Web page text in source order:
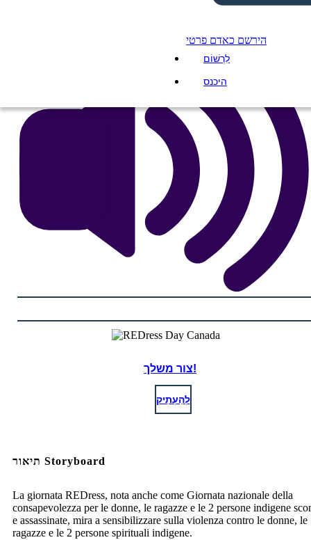
הירשם כאדם פרטי
לִרְשׁוֹם
היכנס
צור משלך!
לְהַעְתִיק
תיאור Storyboard
La giornata REDress, nota anche come Giornata nazionale della
consapevolezza per le donne, le ragazze e le 2 persone indigene
e assassinate, mira a sensibilizzare sulla violenza contro le donne, le
ragazze e le 2 persone spirituali indigene.